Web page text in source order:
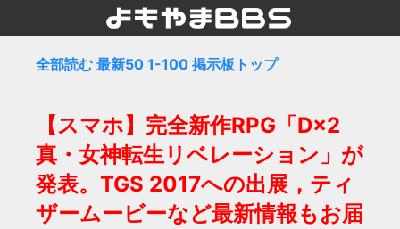
全部読む 最新50 1-100 掲示板トップ
【スマホ】完全新作RPG「D×2
真・女神転生リベレーション」が
発表。TGS 2017への出展，ティ
ザームービーなど最新情報もお届